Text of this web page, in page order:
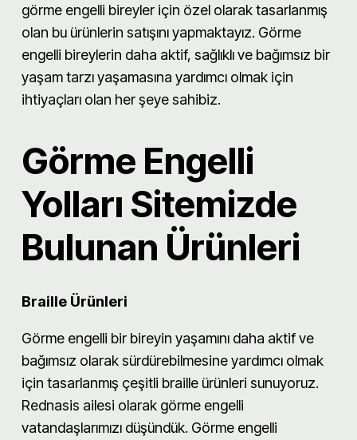
görme engelli bireyler için özel olarak tasarlanmış
olan bu ürünlerin satışını yapmaktayız. Görme
engelli bireylerin daha aktif, sağlıklı ve bağımsız bir
yaşam tarzı yaşamasına yardımcı olmak için
ihtiyaçları olan her şeye sahibiz.
Görme Engelli
Yolları Sitemizde
Bulunan Ürünleri
Braille Ürünleri
Görme engelli bir bireyin yaşamını daha aktif ve
bağımsız olarak sürdürebilmesine yardımcı olmak
için tasarlanmış çeşitli braille ürünleri sunuyoruz.
Rednasis ailesi olarak görme engelli
vatandaşlarımızı düşündük. Görme engelli